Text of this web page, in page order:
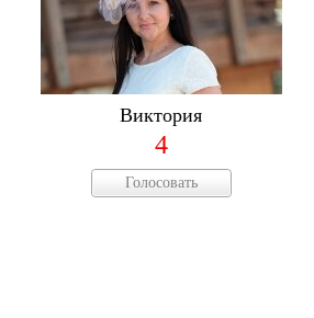
Виктория
4
Голосовать